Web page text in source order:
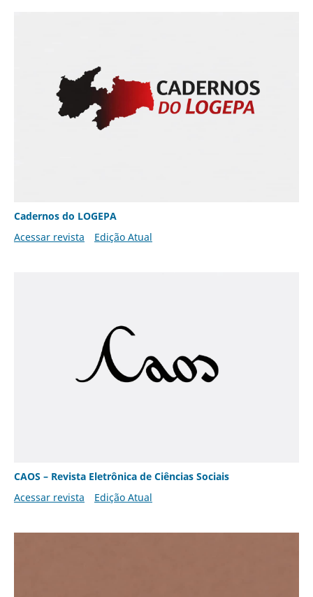
Cadernos do LOGEPA
Acessar revista
Edição Atual
CAOS – Revista Eletrônica de Ciências Sociais
Acessar revista
Edição Atual